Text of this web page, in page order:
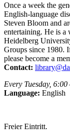
Once a week the
English-language
Steven Bloom and
entertaining. He is a
Heidelberg
Groups since 1980.
please become a
Contact:
Every Tuesday, 6:00
Language: English
Freier Eintritt.